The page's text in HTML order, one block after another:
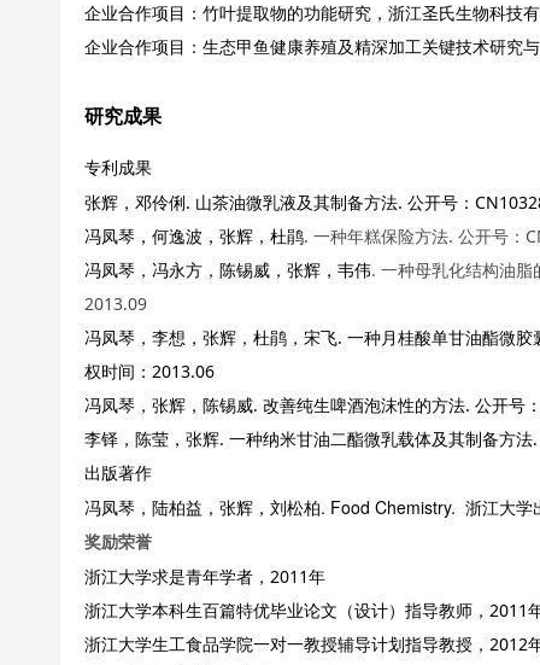
企业合作项目：竹叶提取物的功能研究，浙江圣氏生物科技
企业合作项目：生态甲鱼健康养殖及精深加工关键技术研究
研究成果
专利成果
张辉，邓伶俐. 山茶油微乳液及其制备方法. 公开号：
冯凤琴，何逸波，张辉，杜鹃. 一种年糕保险方法. 公开号：
冯凤琴，冯永方，陈锡威，张辉，韦伟. 一种母乳化结构油脂
2013.09
冯凤琴，李想，张辉，杜鹃，宋飞. 一种月桂酸单甘油酯微
权时间：2013.06
冯凤琴，张辉，陈锡威. 改善纯生啤酒泡沫性的方法. 公开号
李铎，陈莹，张辉. 一种纳米甘油二酯微乳载体及其制备方
出版著作
冯凤琴，陆柏益，张辉，刘松柏. Food Chemistry. 浙江大学
奖励荣誉
浙江大学求是青年学者，2011年
浙江大学本科生百篇特优毕业论文（设计）指导教师，2011
浙江大学生工食品学院一对一教授辅导计划指导教授，2012